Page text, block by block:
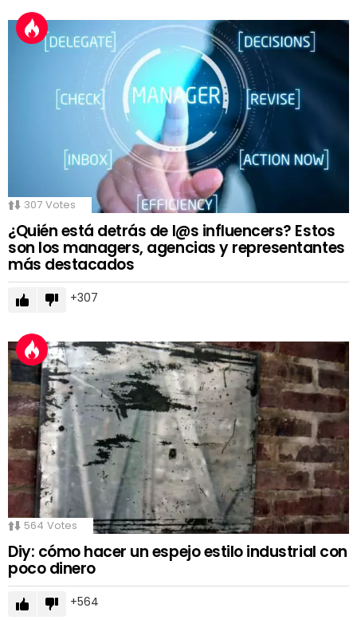
307 Votes
¿Quién está detrás de l@s influencers? Estos
son los managers, agencias y representantes
más destacados
307
564 Votes
Diy: cómo hacer un espejo estilo industrial con
poco dinero
564